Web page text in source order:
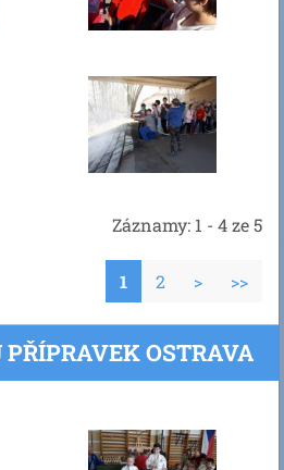
Záznamy: 1 - 4 ze 5
1 2 > >>
OSTRAVA